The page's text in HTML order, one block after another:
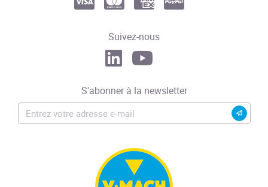
Suivez-nous
S'abonner à la newsletter